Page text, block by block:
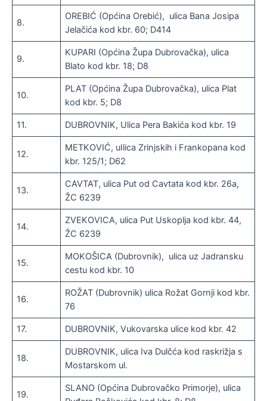
8.
OREBIĆ (Općina Orebić), ulica Bana Josipa
Jelačića kod kbr. 60; D414
9.
KUPARI (Općina Župa Dubrovačka), ulica
Blato kod kbr. 18; D8
10.
PLAT (Općina Župa Dubrovačka), ulica Plat
kod kbr. 5; D8
11. DUBROVNIK, Ulica Pera Bakića kod kbr. 19
12.
METKOVIĆ, uIlica Zrinjskih i Frankopana kod
kbr. 125/1; D62
13.
CAVTAT, ulica Put od Cavtata kod kbr. 26a,
ŽC 6239
14.
ZVEKOVICA, ulica Put Uskoplja kod kbr. 44,
ŽC 6239
15.
MOKOŠICA (Dubrovnik), ulica uz Jadransku
cestu kod kbr. 10
16.
ROŽAT (Dubrovnik) ulica Rožat Gornji kod kbr.
76
17. DUBROVNIK, Vukovarska ulice kod kbr. 42
18.
DUBROVNIK, ulica Iva Dulčća kod raskrižja s
Mostarskom ul.
19.
SLANO (Općina Dubrovačko Primorje), ulica